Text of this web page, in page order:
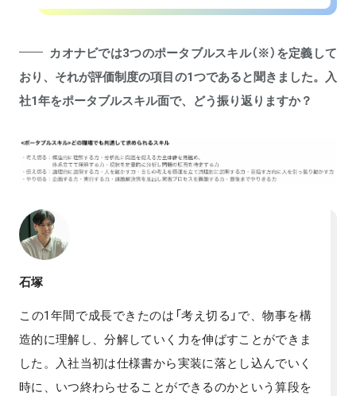
カオナビでは3つのポータブルスキル（※）を定義して
おり、それが評価制度の項目の1つであると聞きました。入
社1年をポータブルスキル面で、どう振り返りますか？
石塚
この1年間で成長できたのは「考え切る」で、物事を構
造的に理解し、分解していく力を伸ばすことができま
した。入社当初は仕様書から実装に落とし込んでいく
時に、いつ終わらせることができるのかという算段を